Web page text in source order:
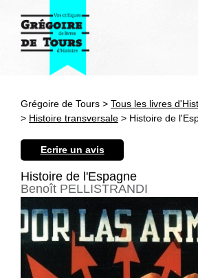
Antiquité
Epoque
XXe siècle
Autres
Grégoire de Tours > Tous les livres
> Histoire transversale > Histoire de
Ecrire un avis
Histoire de l'Espagne
Benoît PELLISTRANDI